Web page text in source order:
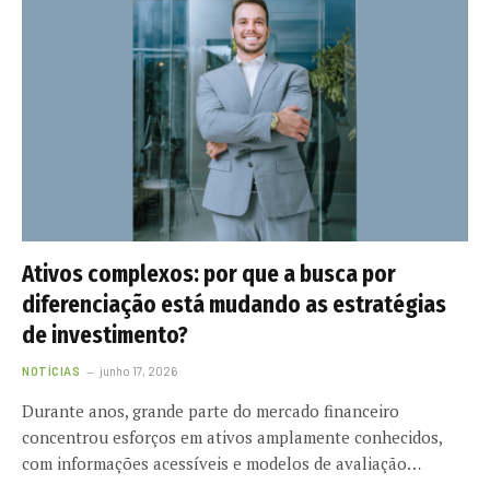
Ativos complexos: por que a busca por
diferenciação está mudando as estratégias
de investimento?
NOTÍCIAS junho 17, 2026
Durante anos, grande parte do mercado financeiro
concentrou esforços em ativos amplamente conhecidos,
com informações acessíveis e modelos de avaliação…